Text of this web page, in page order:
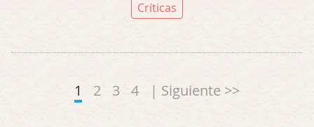
Críticas
1 2 3 4 | Siguiente >>